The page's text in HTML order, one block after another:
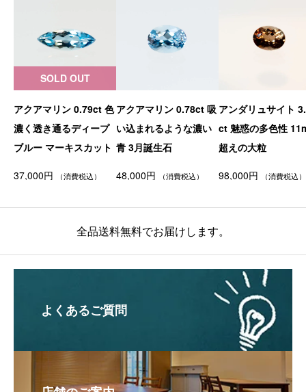
アクアマリン 0.79ct 色
濃く透き通るディープ
ブルー マーキスカット
37,000円 （消費税込）
SOLD OUT
アクアマリン 0.78ct 吸
い込まれるような濃い
青 3月誕生石
48,000円 （消費税込）
アンダリュサイト
ct 魅惑の多色性
超えの大粒
98,000円 （消費税込）
全品送料無料でお届けします。
よくあるご質問